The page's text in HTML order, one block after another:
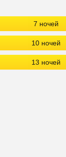
7 ночей
10 ночей
13 ночей